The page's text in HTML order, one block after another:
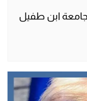
جامعة ابن طفيل